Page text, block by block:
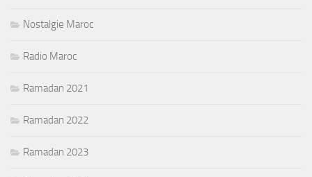
Nostalgie Maroc
Radio Maroc
Ramadan 2021
Ramadan 2022
Ramadan 2023